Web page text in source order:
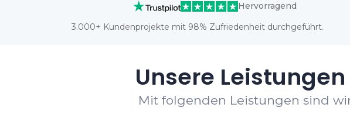
Hervorragend
3.000+ Kundenprojekte mit 98% Zufriedenheit durchgeführt.
Unsere
Mit folgenden Leistungen sind